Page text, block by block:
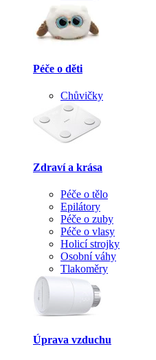
Péče o děti
Chůvičky
Zdraví a krása
Péče o tělo
Epilátory
Péče o zuby
Péče o vlasy
Holicí strojky
Osobní váhy
Tlakoměry
Úprava vzduchu